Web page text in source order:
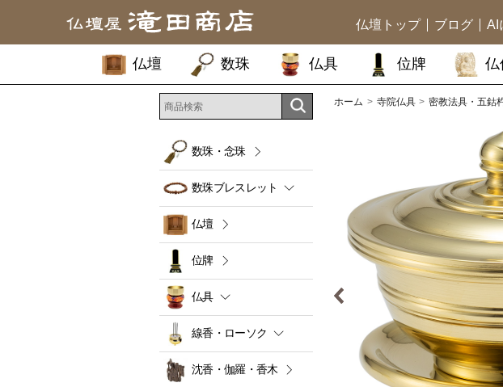
仏壇トップ ブログ AI
仏壇 数珠 仏具 位牌 仏
ホーム 寺院仏具 密教法具・五鈷
数珠・念珠
数珠ブレスレット
仏壇
位牌
仏具
線香・ローソク
沈香・伽羅・香木